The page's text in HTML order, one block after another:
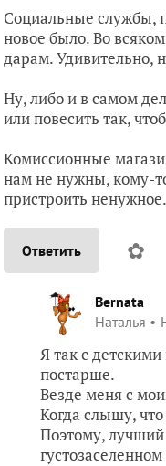
Социальные службы,
новое было. Во
дарам. Удивительно,
Ну, либо и в самом
или повесить так,
Комиссионные
нам не нужны, кому-
пристроить ненужное.
Ответить ✿
Bernata
Наталья
Я так с
постарше.
Везде меня с
Когда слышу,
Поэтому,